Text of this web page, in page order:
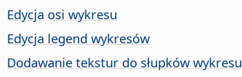
Edycja osi wykresu
Edycja legend wykresów
Dodawanie tekstur do słupków wykresu